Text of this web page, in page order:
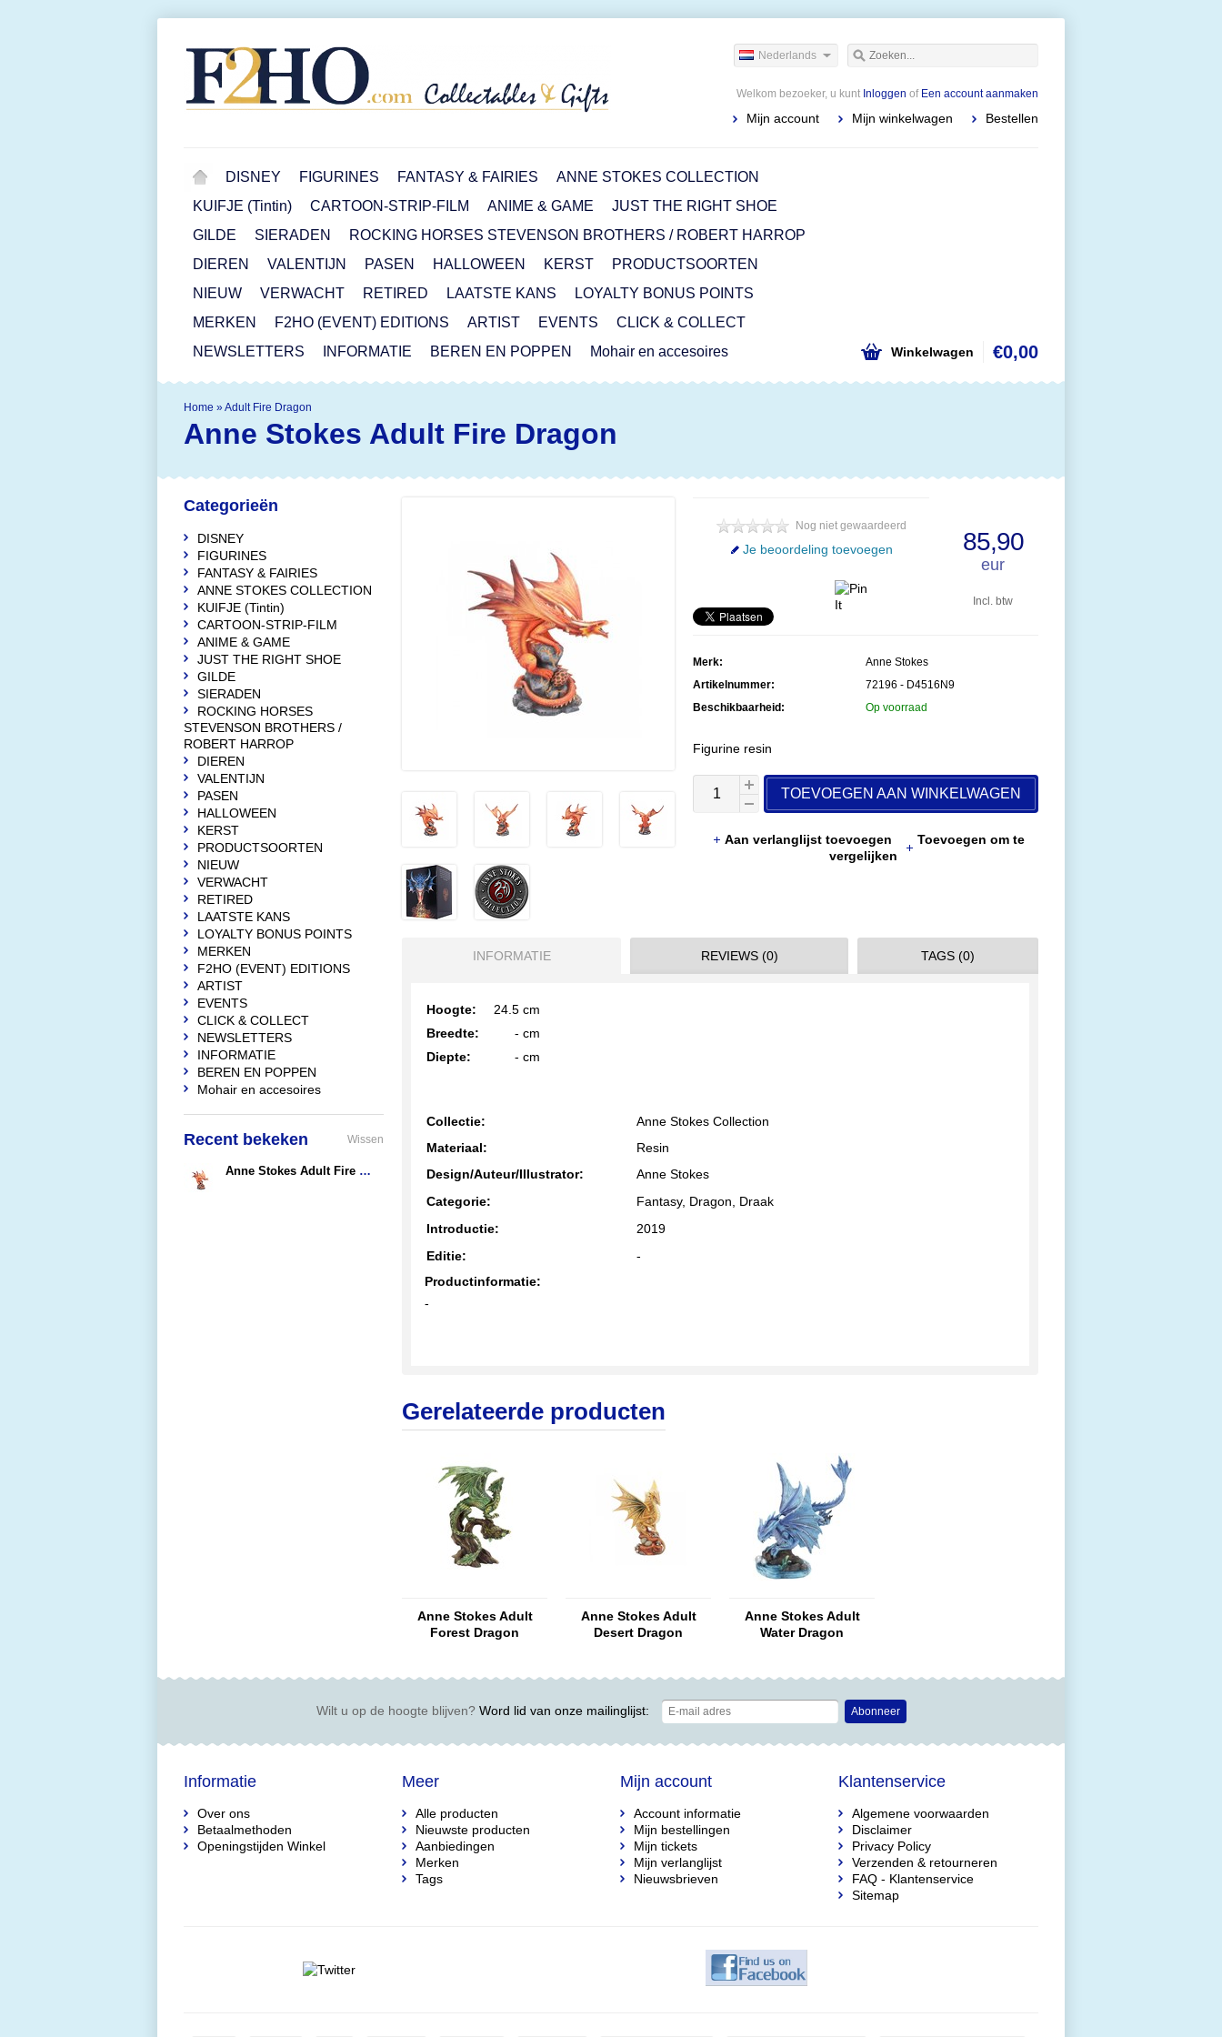
Nederlands
Welkom bezoeker, u kunt Inloggen of Een account aanmaken
Mijn account Mijn winkelwagen Bestellen
DISNEY FIGURINES FANTASY & FAIRIES
ANNE STOKES COLLECTION
KUIFJE (Tintin)
CARTOON-STRIP-FILM ANIME & GAME
JUST THE RIGHT SHOE
GILDE
SIERADEN
ROCKING HORSES STEVENSON BROTHERS / ROBERT HARROP
DIEREN
VALENTIJN PASEN HALLOWEEN KERST
PRODUCTSOORTEN
NIEUW
VERWACHT RETIRED LAATSTE KANS
LOYALTY BONUS POINTS
MERKEN
F2HO (EVENT) EDITIONS ARTIST EVENTS
CLICK & COLLECT
NEWSLETTERS
INFORMATIE BEREN EN POPPEN Mohair en accesoires Winkelwagen €0,00
Home »Adult Fire Dragon
Anne Stokes Adult Fire Dragon
85,90
eur
Incl. btw
Nog niet gewaardeerd
Je beoordeling toevoegen
Merk:
Anne Stokes
Artikelnummer:
72196 - D4516N9
Beschikbaarheid:
Op voorraad
Figurine resin
TOEVOEGEN AAN WINKELWAGEN
Aan verlanglijst toevoegen
Toevoegen om te
vergelijken
INFORMATIE REVIEWS (0) TAGS (0)
Hoogte: 24.5 cm
Breedte:
- cm
Diepte:
- cm
Collectie:
Anne Stokes Collection
Materiaal:
Resin
Design/Auteur/Illustrator:
Anne Stokes
Categorie:
Fantasy, Dragon, Draak
Introductie:
2019
Editie:
-
Productinformatie:
-
Gerelateerde producten
Anne Stokes Adult
Forest Dragon
Anne Stokes Adult
Desert Dragon
Anne Stokes Adult
Water Dragon
Categorieën
DISNEY
FIGURINES
FANTASY & FAIRIES
ANNE STOKES COLLECTION
KUIFJE (Tintin)
CARTOON-STRIP-FILM
ANIME & GAME
JUST THE RIGHT SHOE
GILDE
SIERADEN
ROCKING HORSES
STEVENSON BROTHERS /
ROBERT HARROP
DIEREN
VALENTIJN
PASEN
HALLOWEEN
KERST
PRODUCTSOORTEN
NIEUW
VERWACHT
RETIRED
LAATSTE KANS
LOYALTY BONUS POINTS
MERKEN
F2HO (EVENT) EDITIONS
ARTIST
EVENTS
CLICK & COLLECT
NEWSLETTERS
INFORMATIE
BEREN EN POPPEN
Mohair en accesoires
Recent bekeken Wissen
Anne Stokes Adult Fire Dragon
Wilt u op de hoogte blijven?Word lid van onze mailinglijst: Abonneer
Informatie
Over ons
Betaalmethoden
Openingstijden Winkel
Meer
Alle producten
Nieuwste producten
Aanbiedingen
Merken
Tags
Mijn account
Account informatie
Mijn bestellingen
Mijn tickets
Mijn verlanglijst
Nieuwsbrieven
Klantenservice
Algemene voorwaarden
Disclaimer
Privacy Policy
Verzenden & retourneren
FAQ - Klantenservice
Sitemap